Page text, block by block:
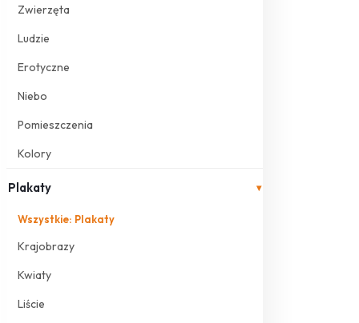
Zwierzęta
Ludzie
Erotyczne
Niebo
Pomieszczenia
Kolory
Plakaty ▾
Wszystkie: Plakaty
Krajobrazy
Kwiaty
Liście